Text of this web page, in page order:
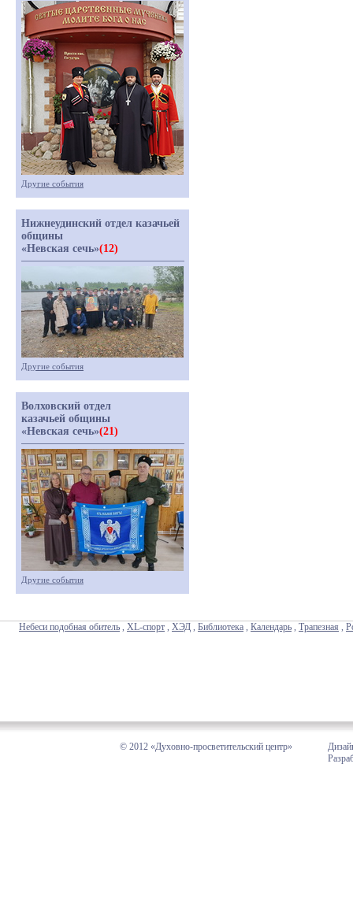
Другие события
Нижнеудинский отдел казачьей
общины
«Невская сечь»(12)
Другие события
Волховский отдел
казачьей общины
«Невская сечь»(21)
Другие события
Небеси подобная обитель , XL-спорт , ХЭД , Библиотека , Календарь , Трапезная ,
© 2012 «Духовно-просветительский центр»